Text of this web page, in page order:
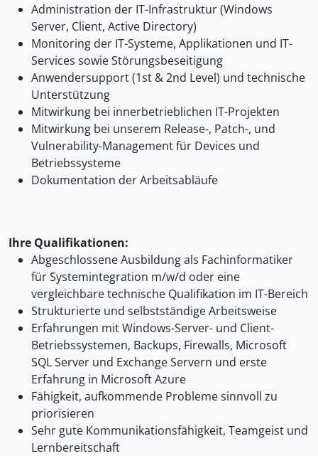
Administration der IT-Infrastruktur (Windows
Server, Client, Active Directory)
Monitoring der IT-Systeme, Applikationen und IT-
Services sowie Störungsbeseitigung
Anwendersupport (1st & 2nd Level) und technische
Unterstützung
Mitwirkung bei innerbetrieblichen IT-Projekten
Mitwirkung bei unserem Release-, Patch-, und
Vulnerability-Management für Devices und
Betriebssysteme
Dokumentation der Arbeitsabläufe
Ihre Qualifikationen:
Abgeschlossene Ausbildung als Fachinformatiker
für Systemintegration m/w/d oder eine
vergleichbare technische Qualifikation im IT-Bereich
Strukturierte und selbstständige Arbeitsweise
Erfahrungen mit Windows-Server- und Client-
Betriebssystemen, Backups, Firewalls, Microsoft
SQL Server und Exchange Servern und erste
Erfahrung in Microsoft Azure
Fähigkeit, aufkommende Probleme sinnvoll zu
priorisieren
Sehr gute Kommunikationsfähigkeit, Teamgeist und
Lernbereitschaft